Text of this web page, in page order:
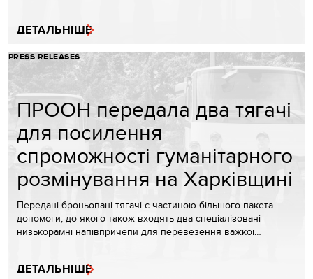
ДЕТАЛЬНІШЕ
PRESS RELEASES
ПРООН передала два тягачі
для посилення
спроможності гуманітарного
розмінування на Харківщині
Передані броньовані тягачі є частиною більшого пакета
допомоги, до якого також входять два спеціалізовані
низькорамні напівпричепи для перевезення важкої…
ДЕТАЛЬНІШЕ